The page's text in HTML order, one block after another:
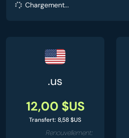
Chargement...
.us
12,00 $US
Transfert: 8,58 $US
Renouvellement: